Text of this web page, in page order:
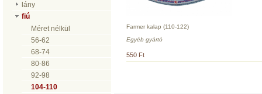
lány
fiú
Méret nélkül
56-62
68-74
80-86
92-98
104-110
Farmer kalap (110-122)
Egyéb gyártó
550 Ft